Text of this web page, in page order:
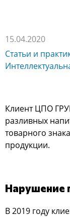
15.04.2020
Статьи и
Клиент ЦПО
разливных
товарного
продукции.
Нарушение
В 2019 году